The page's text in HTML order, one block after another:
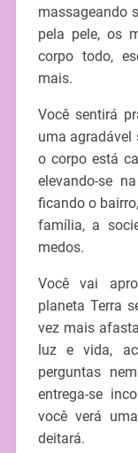
massageando
pela pele, os
corpo todo,
mais.
Você sentirá
uma agradável
o corpo está
elevando-se
ficando o
família, a
medos.
Você vai
planeta Terra
vez mais
luz e vida,
perguntas
entrega-se
você verá
deitará.